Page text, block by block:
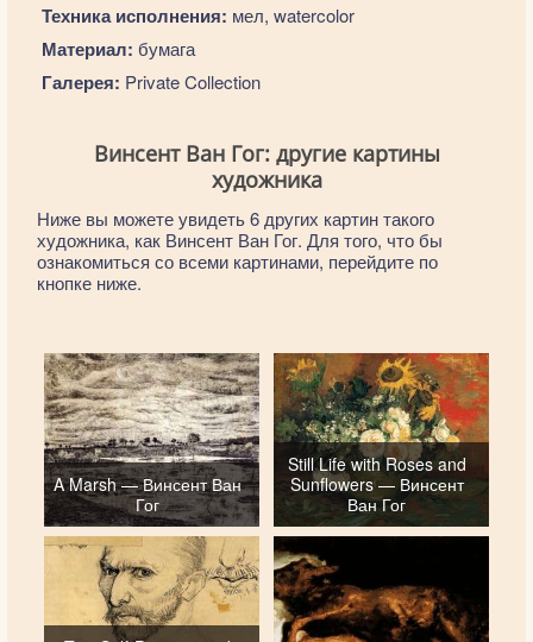
Техника исполнения: мел, watercolor
Материал: бумага
Галерея: Private Collection
Винсент Ван Гог: другие картины
художника
Ниже вы можете увидеть 6 других картин такого
художника, как Винсент Ван Гог. Для того, что бы
ознакомиться со всеми картинами, перейдите по
кнопке ниже.
A Marsh — Винсент Ван
Гог
Still Life with Roses and
Sunflowers — Винсент
Ван Гог